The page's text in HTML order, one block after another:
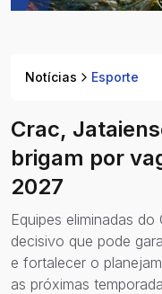
Notícias Esporte
Crac,
brigam por
2027
Equipes eliminadas
decisivo que pode
e fortalecer o
as próximas